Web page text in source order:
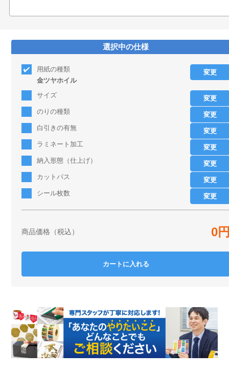
選択中の仕様
用紙の種類
金ツヤホイル
変更
サイズ
変更
のりの種類
変更
白引きの有無
変更
ラミネート加工
変更
納入形態（仕上げ）
変更
カットパス
変更
シール枚数
変更
商品価格（税込） 0
カートに入れる